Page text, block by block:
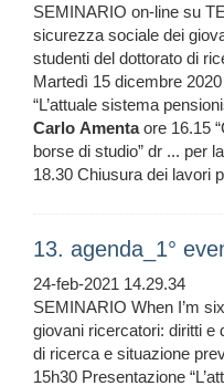
SEMINARIO on-line su
sicurezza sociale dei
studenti del dottorato di
Martedì 15 dicembre
“L’attuale sistema
Carlo Amentaore 16.15
borse di studio” dr ... per
18.30 Chiusura dei lavori
13. agenda_1°
24-feb-2021 14.29.34
SEMINARIO When I’m
giovani ricercatori: diritti e
di ricerca e situazione
15h30 Presentazione